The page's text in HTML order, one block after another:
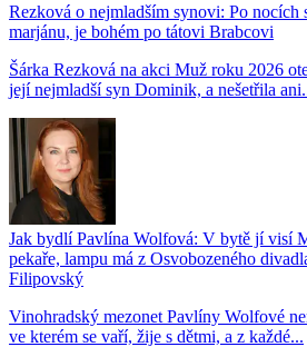
Rezková o nejmladším synovi: Po nocích
marjánu, je bohém po tátovi Brabcovi
Šárka Rezková na akci Muž roku 2026
její nejmladší syn Dominik, a nešetřila
Jak bydlí Pavlína Wolfová: V bytě jí visí
pekaře, lampu má z Osvobozeného
Filipovský
Vinohradský mezonet Pavlíny Wolfové
ve kterém se vaří, žije s dětmi, a z každé...